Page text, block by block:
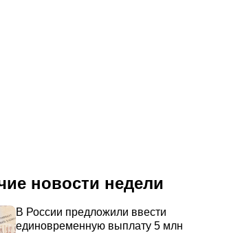
новости недели
В России предложили ввести
единовременную выплату 5 млн